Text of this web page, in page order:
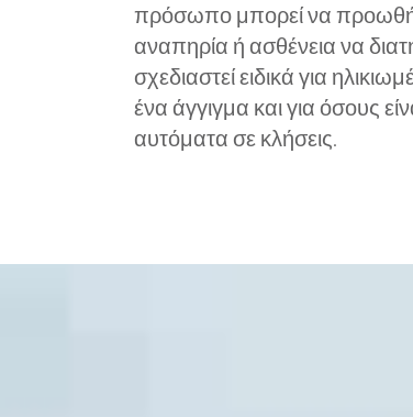
πρόσωπο μπορεί να
αναπηρία ή ασθένεια να
σχεδιαστεί ειδικά για
ένα άγγιγμα και για όσους
αυτόματα σε κλήσεις.